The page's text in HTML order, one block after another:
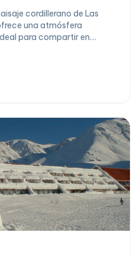
cordillerano de Las
una atmósfera
para compartir en
a la montaña. La
una estadí­a relajada.